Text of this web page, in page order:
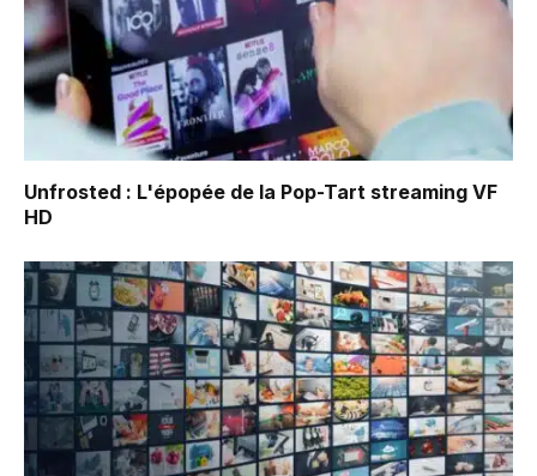
Unfrosted : L'épopée de la Pop-Tart streaming VF
HD